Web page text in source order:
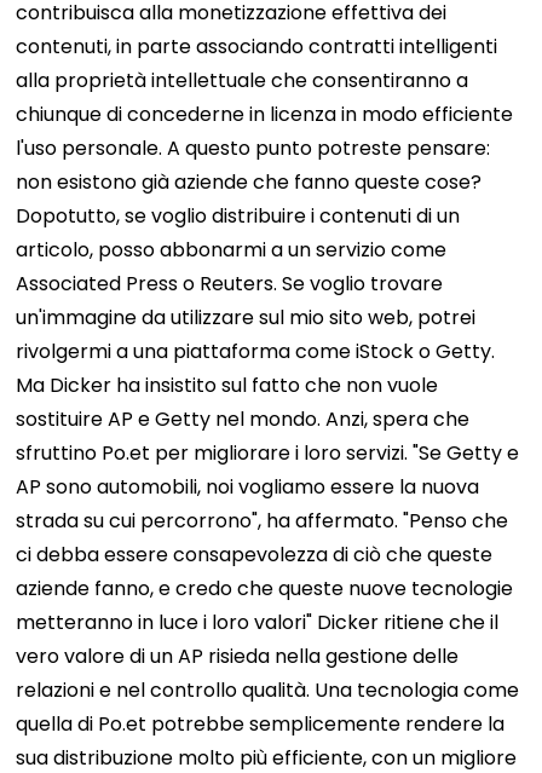
contribuisca alla monetizzazione effettiva dei
contenuti, in parte associando contratti intelligenti
alla proprietà intellettuale che consentiranno a
chiunque di concederne in licenza in modo efficiente
l'uso personale. A questo punto potreste pensare:
non esistono già aziende che fanno queste cose?
Dopotutto, se voglio distribuire i contenuti di un
articolo, posso abbonarmi a un servizio come
Associated Press o Reuters. Se voglio trovare
un'immagine da utilizzare sul mio sito web, potrei
rivolgermi a una piattaforma come iStock o Getty.
Ma Dicker ha insistito sul fatto che non vuole
sostituire AP e Getty nel mondo. Anzi, spera che
sfruttino Po.et per migliorare i loro servizi. "Se Getty e
AP sono automobili, noi vogliamo essere la nuova
strada su cui percorrono", ha affermato. "Penso che
ci debba essere consapevolezza di ciò che queste
aziende fanno, e credo che queste nuove tecnologie
metteranno in luce i loro valori" Dicker ritiene che il
vero valore di un AP risieda nella gestione delle
relazioni e nel controllo qualità. Una tecnologia come
quella di Po.et potrebbe semplicemente rendere la
sua distribuzione molto più efficiente, con un migliore